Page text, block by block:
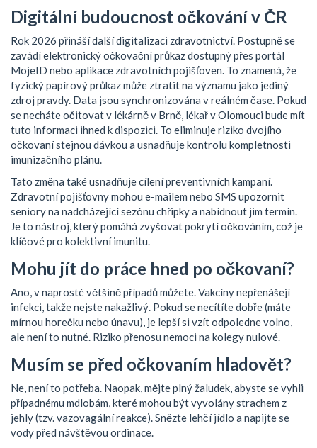
Digitální budoucnost očkování v ČR
Rok 2026 přináší další digitalizaci zdravotnictví. Postupně se
zavádí elektronický očkovační průkaz dostupný přes portál
MojeID nebo aplikace zdravotních pojišťoven. To znamená, že
fyzický papírový průkaz může ztratit na významu jako jediný
zdroj pravdy. Data jsou synchronizována v reálném čase. Pokud
se necháte očitovat v lékárně v Brně, lékař v Olomouci bude mít
tuto informaci ihned k dispozici. To eliminuje riziko dvojího
očkovaní stejnou dávkou a usnadňuje kontrolu kompletnosti
imunizačního plánu.
Tato změna také usnadňuje cílení preventivních kampaní.
Zdravotní pojišťovny mohou e-mailem nebo SMS upozornit
seniory na nadcházející sezónu chřipky a nabídnout jim termín.
Je to nástroj, který pomáhá zvyšovat pokrytí očkováním, což je
klíčové pro kolektivní imunitu.
Mohu jít do práce hned po očkovaní?
Ano, v naprosté většině případů můžete. Vakcíny nepřenášejí
infekci, takže nejste nakažlivý. Pokud se necítíte dobře (máte
mírnou horečku nebo únavu), je lepší si vzít odpoledne volno,
ale není to nutné. Riziko přenosu nemoci na kolegy nulové.
Musím se před očkovaním hladovět?
Ne, není to potřeba. Naopak, mějte plný žaludek, abyste se vyhli
případnému mdlobám, které mohou být vyvolány strachem z
jehly (tzv. vazovagální reakce). Snězte lehčí jídlo a napijte se
vody před návštěvou ordinace.